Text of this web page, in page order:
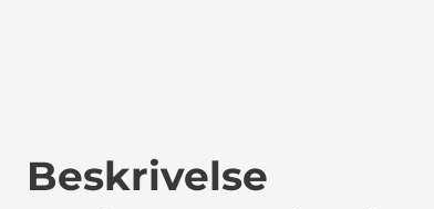
Beskrivelse